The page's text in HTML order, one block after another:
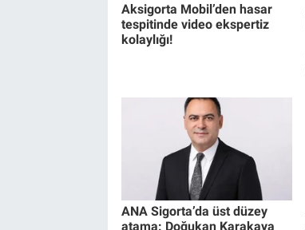
Aksigorta Mobil’den hasar
tespitinde video ekspertiz
kolaylığı!
ANA Sigorta’da üst düzey
atama: Doğukan Karakaya